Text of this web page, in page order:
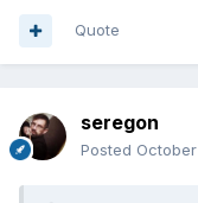
Quote
seregon
Posted October